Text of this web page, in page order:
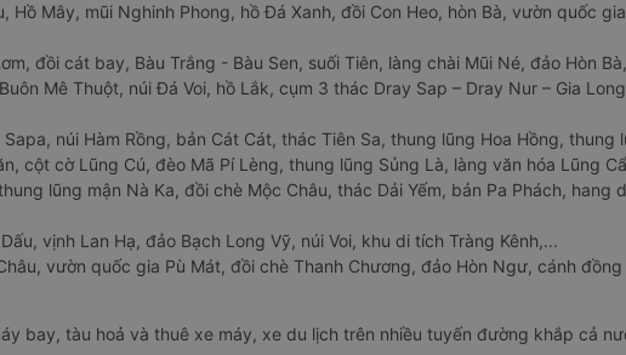
Hồ Mây, mũi Nghinh Phong, hồ Đá Xanh, đồi Con Heo, hòn Bà, vườn quốc
đồi cát bay, Bàu Trắng - Bàu Sen, suối Tiên, làng chài Mũi Né, đảo Hòn
Mê Thuột, núi Đá Voi, hồ Lắk, cụm 3 thác Dray Sap – Dray Nur – Gia
núi Hàm Rồng, bản Cát Cát, thác Tiên Sa, thung lũng Hoa Hồng, thung
cột cờ Lũng Cú, đèo Mã Pí Lèng, thung lũng Sủng Là, làng văn hóa Lũng
lũng mận Nà Ka, đồi chè Mộc Châu, thác Dải Yếm, bản Pa Phách, hang
vịnh Lan Hạ, đảo Bạch Long Vỹ, núi Voi, khu di tích Tràng Kênh,...
vườn quốc gia Pù Mát, đồi chè Thanh Chương, đảo Hòn Ngư, cánh
bay, tàu hoả và thuê xe máy, xe du lịch trên nhiều tuyến đường khắp cả